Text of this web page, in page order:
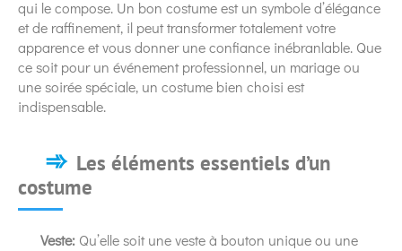
qui le compose. Un bon costume est un symbole d’élégance
et de raffinement, il peut transformer totalement votre
apparence et vous donner une confiance inébranlable. Que
ce soit pour un événement professionnel, un mariage ou
une soirée spéciale, un costume bien choisi est
indispensable.
Les éléments essentiels d’un
costume
Veste: Qu’elle soit une veste à bouton unique ou une